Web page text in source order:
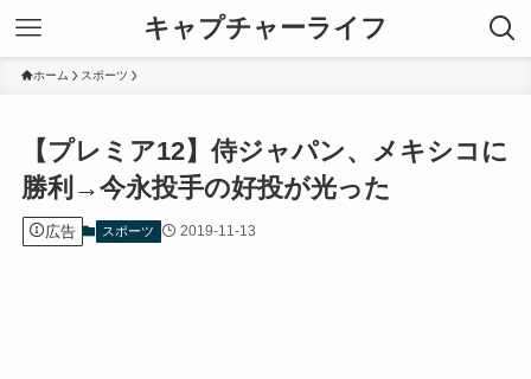
キャプチャーライフ
ホーム スポーツ
【プレミア12】侍ジャパン、メキシコに
勝利→今永投手の好投が光った
広告 スポーツ 2019-11-13